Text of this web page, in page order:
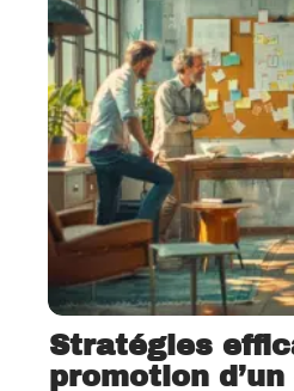
Stratégies
promotion